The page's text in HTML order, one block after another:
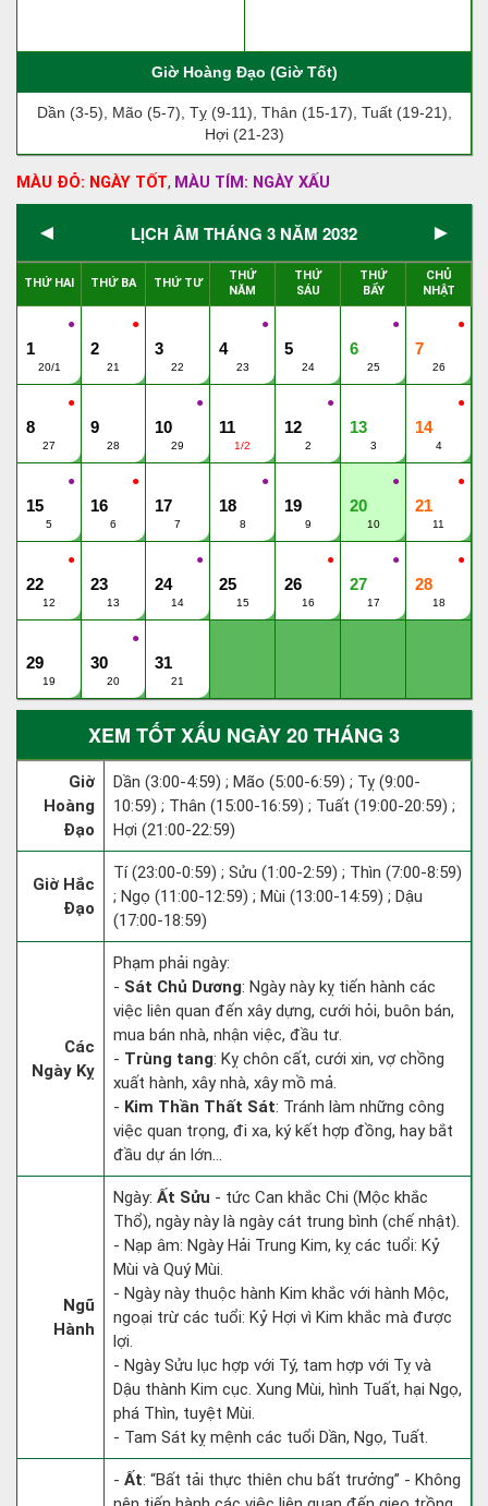
Giờ Hoàng Đạo (Giờ Tốt)
Dần (3-5), Mão (5-7), Tỵ (9-11), Thân (15-17), Tuất (19-21),
Hợi (21-23)
MÀU ĐỎ: NGÀY TỐT, MÀU TÍM: NGÀY XẤU
◄ LỊCH ÂM THÁNG 3 NĂM 2032 ►
THỨ HAI THỨ BA THỨ TƯ
THỨ
NĂM
THỨ
SÁU
THỨ
BẨY
CHỦ
NHẬT
●
1
20/1
●
2
21
3
22
●
4
23
5
24
●
6
25
●
7
26
●
8
27
9
28
●
10
29
11
1/2
●
12
2
13
3
●
14
4
●
15
5
●
16
6
17
7
●
18
8
19
9
●
20
10
●
21
11
●
22
12
23
13
●
24
14
25
15
●
26
16
●
27
17
●
28
18
29
19
●
30
20
31
21
XEM TỐT XẤU NGÀY 20 THÁNG 3
Giờ
Hoàng
Đạo
Dần (3:00-4:59) ; Mão (5:00-6:59) ; Tỵ (9:00-
10:59) ; Thân (15:00-16:59) ; Tuất (19:00-20:59) ;
Hợi (21:00-22:59)
Giờ Hắc
Đạo
Tí (23:00-0:59) ; Sửu (1:00-2:59) ; Thìn (7:00-8:59)
; Ngọ (11:00-12:59) ; Mùi (13:00-14:59) ; Dậu
(17:00-18:59)
Các
Ngày Kỵ
Phạm phải ngày:
- Sát Chủ Dương: Ngày này kỵ tiến hành các
việc liên quan đến xây dựng, cưới hỏi, buôn bán,
mua bán nhà, nhận việc, đầu tư.
- Trùng tang: Kỵ chôn cất, cưới xin, vợ chồng
xuất hành, xây nhà, xây mồ mả.
- Kim Thần Thất Sát: Tránh làm những công
việc quan trọng, đi xa, ký kết hợp đồng, hay bắt
đầu dự án lớn...
Ngũ
Hành
Ngày: Ất Sửu - tức Can khắc Chi (Mộc khắc
Thổ), ngày này là ngày cát trung bình (chế nhật).
- Nạp âm: Ngày Hải Trung Kim, kỵ các tuổi: Kỷ
Mùi và Quý Mùi.
- Ngày này thuộc hành Kim khắc với hành Mộc,
ngoại trừ các tuổi: Kỷ Hợi vì Kim khắc mà được
lợi.
- Ngày Sửu lục hợp với Tý, tam hợp với Tỵ và
Dậu thành Kim cục. Xung Mùi, hình Tuất, hại Ngọ,
phá Thìn, tuyệt Mùi.
- Tam Sát kỵ mệnh các tuổi Dần, Ngọ, Tuất.
- Ất: “Bất tải thực thiên chu bất trưởng” - Không